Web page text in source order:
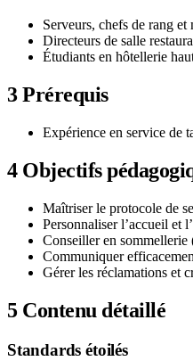
Serveurs, chefs de rang et
Directeurs de salle
Étudiants en hôtellerie
3Prérequis
Expérience en service de
4Objectifs
Maîtriser le protocole de
Personnaliser l’accueil et
Conseiller en sommellerie
Communiquer
Gérer les réclamations et
5Contenu détaillé
Standards étoilés